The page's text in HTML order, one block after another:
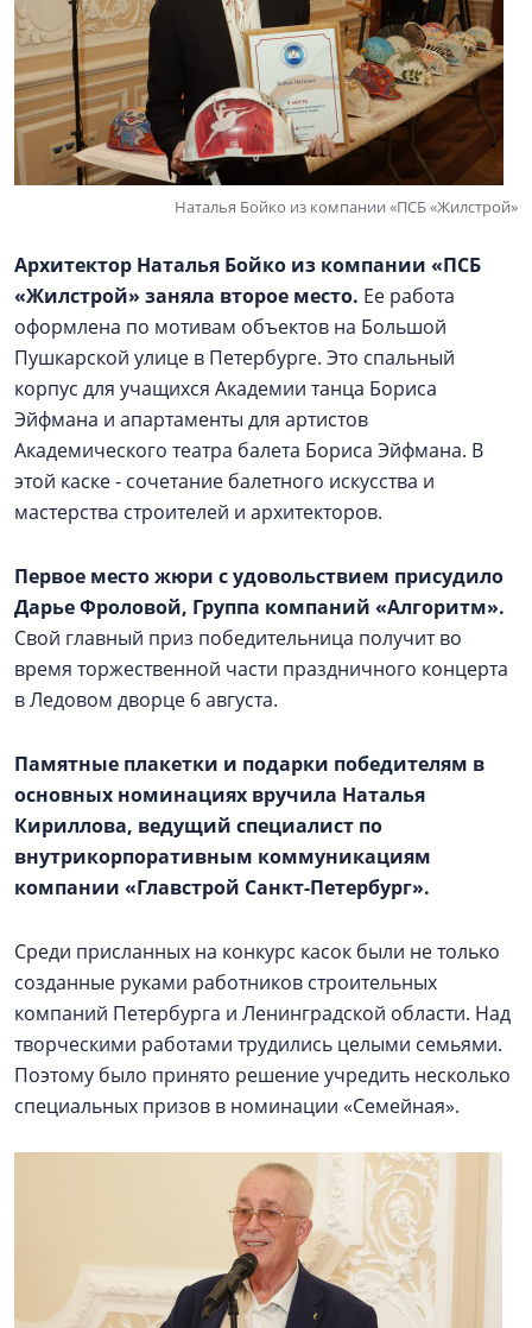
Наталья Бойко из компании «ПСБ «Жилстрой»
Архитектор Наталья Бойко из компании «ПСБ
«Жилстрой» заняла второе место. Ее работа
оформлена по мотивам объектов на Большой
Пушкарской улице в Петербурге. Это спальный
корпус для учащихся Академии танца Бориса
Эйфмана и апартаменты для артистов
Академического театра балета Бориса Эйфмана. В
этой каске - сочетание балетного искусства и
мастерства строителей и архитекторов.
Первое местожюри с удовольствием присудило
Дарье Фроловой, Группа компаний «Алгоритм».
Свой главный приз победительница получит во
время торжественной части праздничного концерта
в Ледовом дворце 6 августа.
Памятные плакетки и подарки победителям в
основных номинациях вручила Наталья
Кириллова, ведущий специалист по
внутрикорпоративным коммуникациям
компании «Главстрой Санкт-Петербург».
Среди присланных на конкурс касок были не только
созданные руками работников строительных
компаний Петербурга и Ленинградской области. Над
творческими работами трудились целыми семьями.
Поэтому было принято решение учредить несколько
специальных призов в номинации «Семейная».